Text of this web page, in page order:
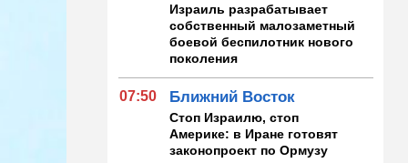
Израиль разрабатывает
собственный малозаметный
боевой беспилотник нового
поколения
07:50 Ближний Восток
Стоп Израилю, стоп
Америке: в Иране готовят
законопроект по Ормузу